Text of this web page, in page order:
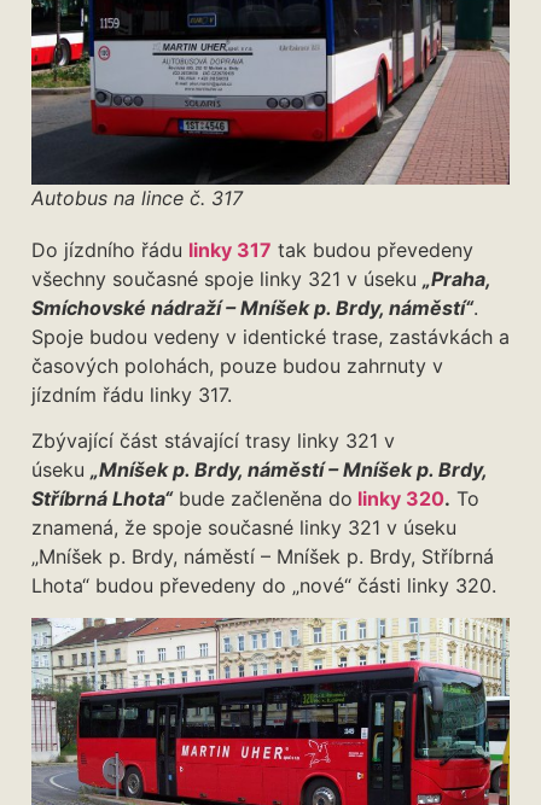
Autobus na lince č. 317
Do jízdního řádu linky 317 tak budou převedeny
všechny současné spoje linky 321 v úseku „Praha,
Smíchovské nádraží – Mníšek p. Brdy, náměstí“.
Spoje budou vedeny v identické trase, zastávkách a
časových polohách, pouze budou zahrnuty v
jízdním řádu linky 317.
Zbývající část stávající trasy linky 321 v
úseku „Mníšek p. Brdy, náměstí – Mníšek p. Brdy,
Stříbrná Lhota“ bude začleněna do linky 320. To
znamená, že spoje současné linky 321 v úseku
„Mníšek p. Brdy, náměstí – Mníšek p. Brdy, Stříbrná
Lhota“ budou převedeny do „nové“ části linky 320.